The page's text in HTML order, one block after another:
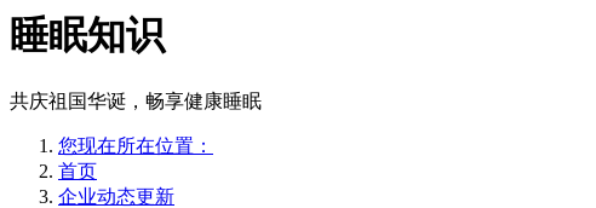
睡眠知识
共庆祖国华诞，畅享健康睡眠
您现在所在位置：
首页
企业动态更新